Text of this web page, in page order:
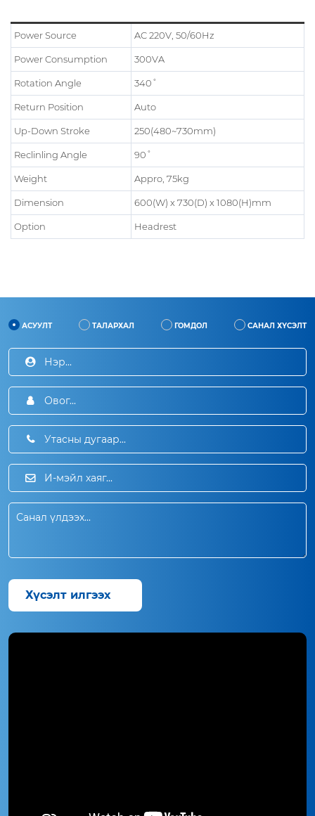
Power Source AC 220V, 50/60Hz
Power Consumption 300VA
Rotation Angle 340˚
Return Position Auto
Up-Down Stroke 250(480~730mm)
Reclinling Angle 90˚
Weight Appro, 75kg
Dimension 600(W) x 730(D) x 1080(H)mm
Option Headrest
АСУУЛТ ТАЛАРХАЛ ГОМДОЛ САНАЛ ХҮСЭЛТ
Хүсэлт илгээх